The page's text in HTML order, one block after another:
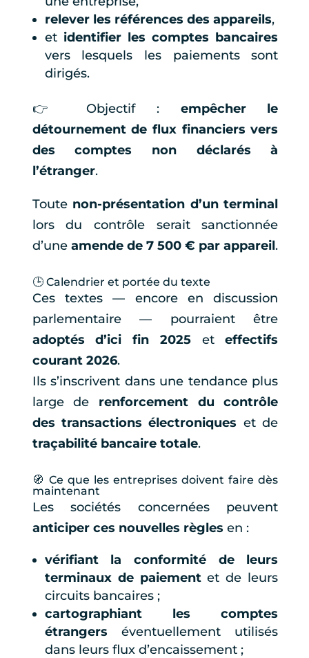
relever les références des appareils,
et identifier les comptes bancaires
vers lesquels les paiements sont
dirigés.
👉 Objectif : empêcher le
détournement de flux financiers vers
des comptes non déclarés à
l’étranger.
Toute non-présentation d’un terminal
lors du contrôle serait sanctionnée
d’une amende de 7 500 € par appareil.
🕒 Calendrier et portée du texte
Ces textes — encore en discussion
parlementaire — pourraient être
adoptés d’ici fin 2025eteffectifs
courant 2026.
Ils s’inscrivent dans une tendance plus
large de renforcement du contrôle
des transactions électroniques et de
traçabilité bancaire totale.
🧭 Ce que les entreprises doivent faire dès
maintenant
Les sociétés concernées peuvent
anticiper ces nouvelles règles en :
vérifiant la conformité de leurs
terminaux de paiementet de leurs
circuits bancaires ;
cartographiant les comptes
étrangers éventuellement utilisés
dans leurs flux d’encaissement ;